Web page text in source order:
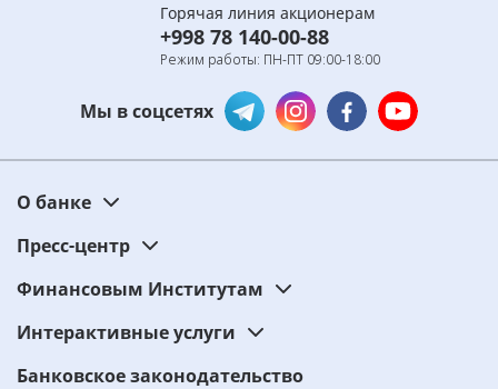
Горячая линия акционерам
+998 78 140-00-88
Режим работы: ПН-ПТ 09:00-18:00
Мы в соцсетях
О банке
Пресс-центр
Финансовым Институтам
Интерактивные услуги
Банковское законодательство